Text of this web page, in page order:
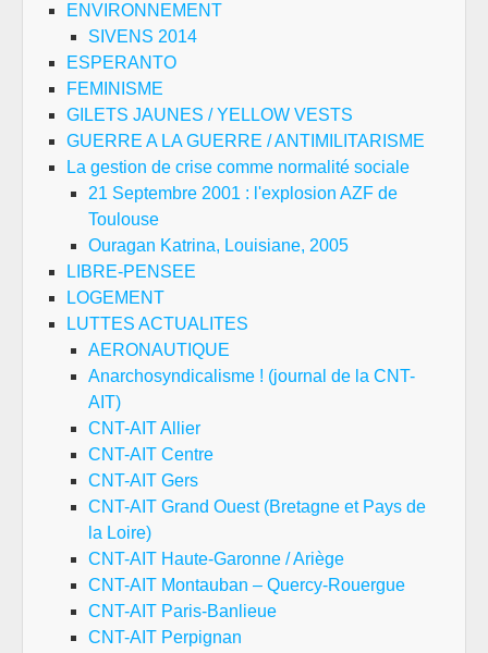
ENVIRONNEMENT
SIVENS 2014
ESPERANTO
FEMINISME
GILETS JAUNES / YELLOW VESTS
GUERRE A LA GUERRE / ANTIMILITARISME
La gestion de crise comme normalité sociale
21 Septembre 2001 : l'explosion AZF de
Toulouse
Ouragan Katrina, Louisiane, 2005
LIBRE-PENSEE
LOGEMENT
LUTTES ACTUALITES
AERONAUTIQUE
Anarchosyndicalisme ! (journal de la CNT-
AIT)
CNT-AIT Allier
CNT-AIT Centre
CNT-AIT Gers
CNT-AIT Grand Ouest (Bretagne et Pays de
la Loire)
CNT-AIT Haute-Garonne / Ariège
CNT-AIT Montauban – Quercy-Rouergue
CNT-AIT Paris-Banlieue
CNT-AIT Perpignan